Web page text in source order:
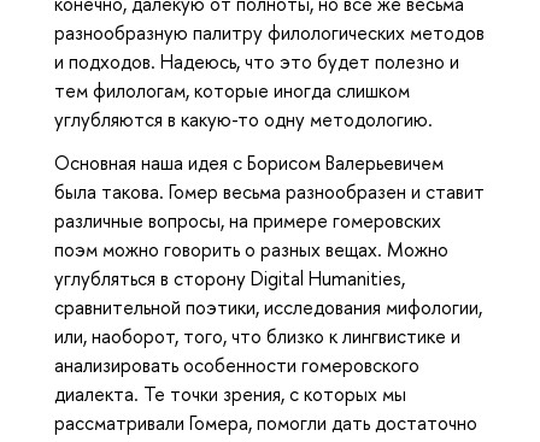
разнообразную палитру филологических методов
и подходов. Надеюсь, что это будет полезно и
тем филологам, которые иногда слишком
углубляются в какую-то одну методологию.
Основная наша идея с Борисом Валерьевичем
была такова. Гомер весьма разнообразен и ставит
различные вопросы, на примере гомеровских
поэм можно говорить о разных вещах. Можно
углубляться в сторону Digital Humanities,
сравнительной поэтики, исследования мифологии,
или, наоборот, того, что близко к лингвистике и
анализировать особенности гомеровского
диалекта. Те точки зрения, с которых мы
рассматривали Гомера, помогли дать достаточно